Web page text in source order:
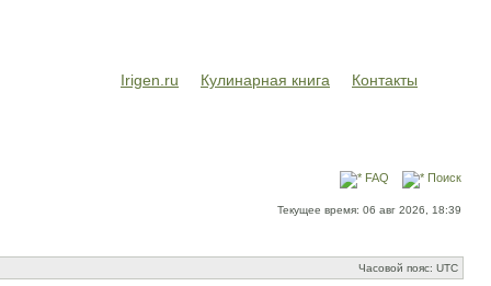
Irigen.ru Кулинарная книга Контакты
FAQ Поиск
Текущее время: 06 авг 2026, 18:39
Часовой пояс: UTC